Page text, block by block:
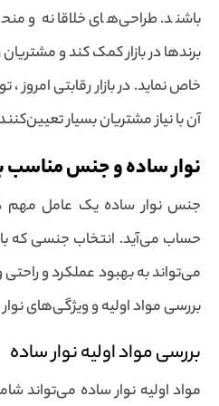
باشند. طراحی‌های خلاقانه و
برندها در بازار کمک کند و
خاص نماید. در بازار رقابتی امروز
آن با نیاز مشتریان بسیار
نوار ساده و جنس مناسب
جنس نوار ساده یک عامل مهم
حساب می‌آید. انتخاب جنسی که با
می‌تواند به بهبود عملکرد و راحتی
بررسی مواد اولیه و ویژگی‌های
بررسی مواد اولیه نوار ساده
مواد اولیه نوار ساده می‌تواند